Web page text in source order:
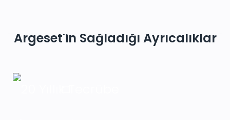
Argeset'in Sağladığı Ayrıcalıklar